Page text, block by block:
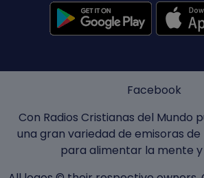
Facebook
Con Radios Cristianas del Mundo
una gran variedad de emisoras
para alimentar la mente y